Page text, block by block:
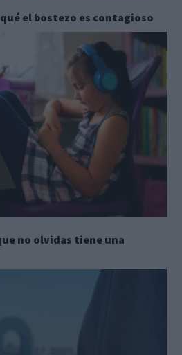
el bostezo es contagioso
no olvidas tiene una